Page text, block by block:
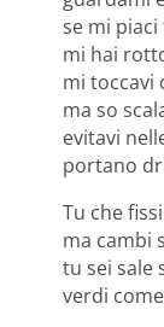
se mi piaci
mi hai
mi toccavi
ma so
evitavi
portano
Tu che
ma cambi
tu sei sale
verdi